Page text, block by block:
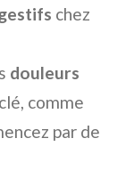
chez
douleurs
comme
par de